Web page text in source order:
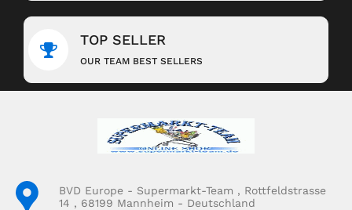
TOP SELLER
OUR TEAM BEST SELLERS
BVD Europe - Supermarkt-Team , Rottfeldstrasse
14 , 68199 Mannheim - Deutschland